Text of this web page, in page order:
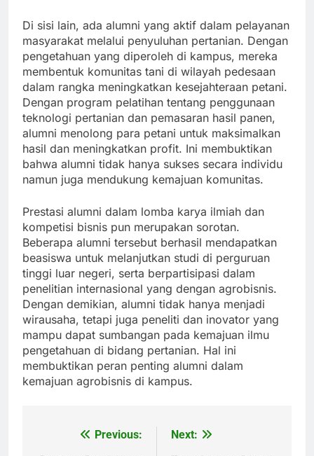
Di sisi lain, ada alumni yang aktif dalam pelayanan
masyarakat melalui penyuluhan pertanian. Dengan
pengetahuan yang diperoleh di kampus, mereka
membentuk komunitas tani di wilayah pedesaan
dalam rangka meningkatkan kesejahteraan petani.
Dengan program pelatihan tentang penggunaan
teknologi pertanian dan pemasaran hasil panen,
alumni menolong para petani untuk maksimalkan
hasil dan meningkatkan profit. Ini membuktikan
bahwa alumni tidak hanya sukses secara individu
namun juga mendukung kemajuan komunitas.
Prestasi alumni dalam lomba karya ilmiah dan
kompetisi bisnis pun merupakan sorotan.
Beberapa alumni tersebut berhasil mendapatkan
beasiswa untuk melanjutkan studi di perguruan
tinggi luar negeri, serta berpartisipasi dalam
penelitian internasional yang dengan agrobisnis.
Dengan demikian, alumni tidak hanya menjadi
wirausaha, tetapi juga peneliti dan inovator yang
mampu dapat sumbangan pada kemajuan ilmu
pengetahuan di bidang pertanian. Hal ini
membuktikan peran penting alumni dalam
kemajuan agrobisnis di kampus.
Previous:
Next: